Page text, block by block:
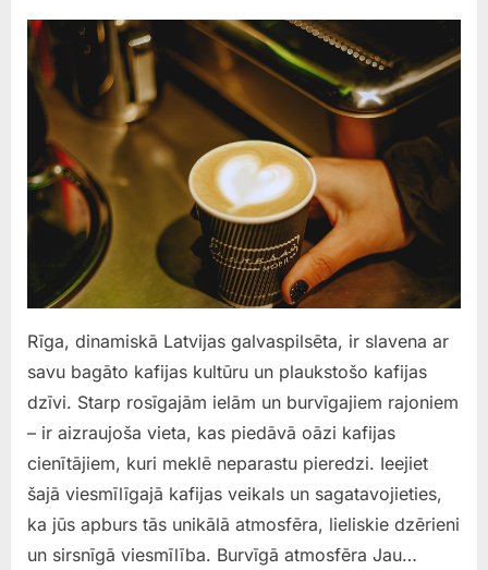
g
s
Rīga, dinamiskā Latvijas galvaspilsēta, ir slavena ar
savu bagāto kafijas kultūru un plaukstošo kafijas
dzīvi. Starp rosīgajām ielām un burvīgajiem rajoniem
– ir aizraujoša vieta, kas piedāvā oāzi kafijas
cienītājiem, kuri meklē neparastu pieredzi. Ieejiet
šajā viesmīlīgajā kafijas veikals un sagatavojieties,
ka jūs apburs tās unikālā atmosfēra, lieliskie dzērieni
un sirsnīgā viesmīlība. Burvīgā atmosfēra Jau…